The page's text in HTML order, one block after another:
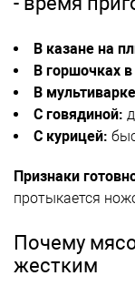
В казане на
В горшочках
В
С говядиной:
С курицей:
Признаки
протыкается
Почему
жестким